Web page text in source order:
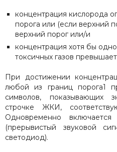
концентрация кислорода
порога или (если верхний
верхний порог или/и
концентрация хотя бы
токсичных газов
При достижении
любой из границ порога1
символов, показывающих
строчке ЖКИ,
Одновременно
(прерывистый звуковой
светодиод).